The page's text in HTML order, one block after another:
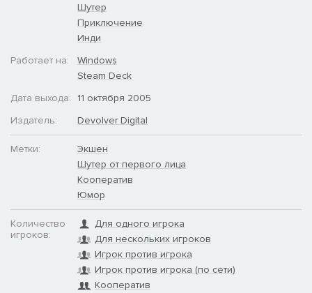
Шутер
Приключение
Инди
Работает на:
Windows
Steam Deck
Дата выхода:
11 октября 2005
Издатель:
Devolver Digital
Метки:
Экшен
Шутер от первого лица
Кооператив
Юмор
Количество
игроков:
Для одного игрока
Для нескольких игроков
Игрок против игрока
Игрок против игрока (по сети)
Кооператив